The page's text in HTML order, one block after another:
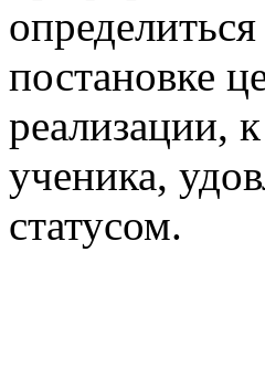
постановке
реализации,
ученика,
статусом.